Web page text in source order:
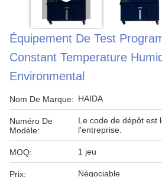
Équipement De Test
Constant Temperature
Environmental
Nom De Marque: HAIDA
Numéro De
Modèle:
Le code de dépôt est
l'entreprise.
MOQ: 1 jeu
Prix: Négociable